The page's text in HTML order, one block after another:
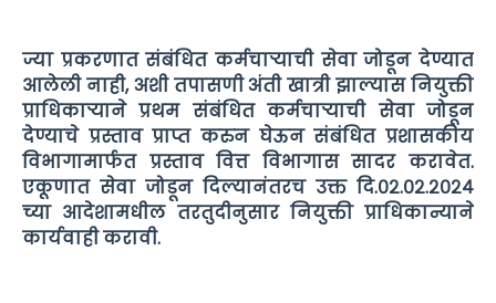
ज्या प्रकरणात संबंधित कर्मचाऱ्याची सेवा जोडून देण्यात
आलेली नाही, अशी तपासणी अंती खात्री झाल्यास नियुक्ती
प्राधिकाऱ्याने प्रथम संबंधित कर्मचाऱ्याची सेवा जोडून
देण्याचे प्रस्ताव प्राप्त करुन घेऊन संबंधित प्रशासकीय
विभागामार्फत प्रस्ताव वित्त विभागास सादर करावेत.
एकूणात सेवा जोडून दिल्यानंतरच उक्त दि.०२.०२.२०२४
च्या आदेशामधील तरतुदीनुसार नियुक्ती प्राधिकान्याने
कार्यवाही करावी.